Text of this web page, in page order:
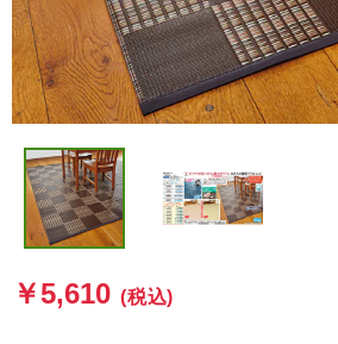
￥5,610 (税込)